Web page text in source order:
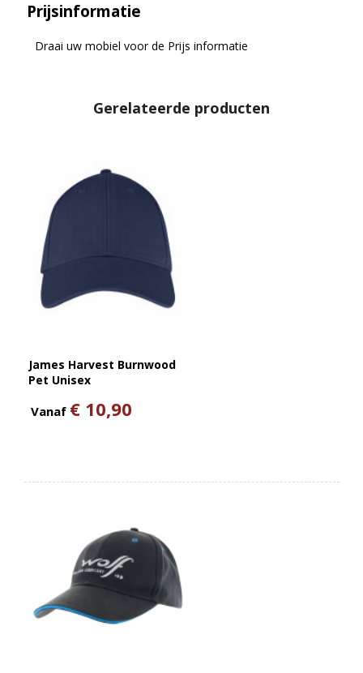
Prijsinformatie
Draai uw mobiel voor de Prijs informatie
Gerelateerde producten
James Harvest Burnwood
Pet Unisex
Vanaf € 10,90